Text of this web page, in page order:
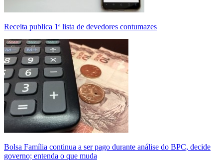
Receita publica 1ª lista de devedores contumazes
Bolsa Família continua a ser pago durante análise do BPC, decide
governo; entenda o que muda